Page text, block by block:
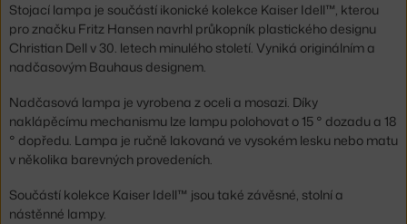
Stojací lampa je součástí ikonické kolekce Kaiser Idell™, kterou
pro značku Fritz Hansen navrhl průkopník plastického designu
Christian Dell v 30. letech minulého století. Vyniká originálním a
nadčasovým Bauhaus designem.
Nadčasová lampa je vyrobena z oceli a mosazi. Díky
naklápěcímu mechanismu lze lampu polohovat o 15 ° dozadu a 18
° dopředu. Lampa je ručně lakovaná ve vysokém lesku nebo matu
v několika barevných provedeních.
Součástí kolekce Kaiser Idell™ jsou také závěsné, stolní a
nástěnné lampy.